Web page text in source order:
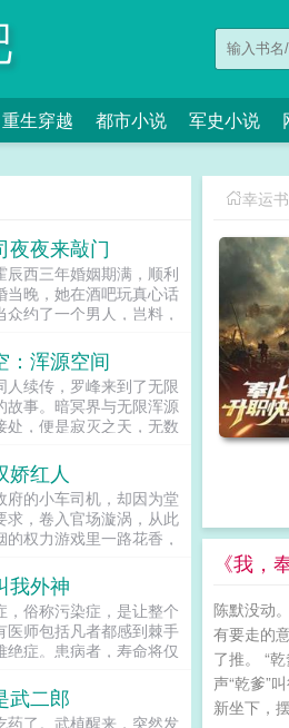
重生穿越 都市小说 军史小说
幸运
《我
陈默没动
有要走的
了推。 “
声“乾爹”
新坐下，
夜夜来敲门
辰西三年婚姻期满，顺利
当晚，她在酒吧玩真心话
众约了一个男人，岂料，
婚的前夫！前夫当面阴
好放在工作上，没必要
作。然后转身背地里打电
。姜羽溪反手就将霍辰西
，她尽职尽责做着自己的
天粘着她是怎么回事？
小心隐瞒着自己的身份，
里，霍辰西将她抵在角
她以前的名字，老婆，我
：浑源空间
人续传，罗峰来到了无限
故事。暗冥界与无限浑源
处，便是寂灭之天，无数
也只有领主级浑源生
挡‘寂灭之天’的灭绝之
之天内，有一根‘天渊
心），其内部名为浑源
为太初之地），外表看着
的‘空间禁忌’与‘时间禁
成了‘时空禁忌’，这是‘天
关键所在。然而，覆灭
点，轮回是世界的本质，
为极！...
娇红人
府的小车司机，却因为堂
求，卷入官场漩涡，从此
的权力游戏里一路花香，
我外神
，俗称污染症，是让整个
医师包括凡者都感到棘手
绝症。患病者，寿命将仅
蜕变为扭曲怪物，沦为
天灾的眷属以及盘踞于
武二郎
药了。武植醒来，突然发